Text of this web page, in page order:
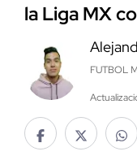
la Liga MX
FUTBOL